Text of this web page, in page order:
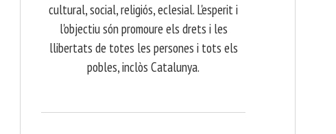
cultural, social, religiós, eclesial. L'esperit i
l'objectiu són promoure els drets i les
llibertats de totes les persones i tots els
pobles, inclòs Catalunya.